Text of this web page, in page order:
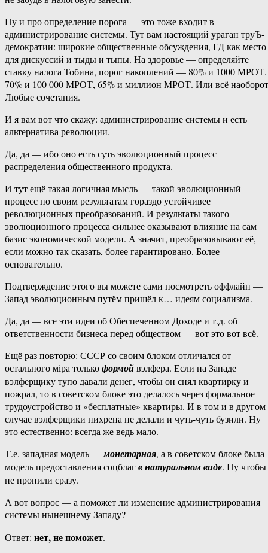
Ну и про определение порога — это тоже входит в
администрирование системы. Тут вам настоящий ураган труЪ-
демократии: широкие общественные обсуждения, ГД как место
для дискуссий и тыды и тыпы. На здоровье — определяйте
ставку налога Тобина, порог накоплений — 80% и 1000 МРОТ.
70% и 100 000 МРОТ, 65% и миллион МРОТ. Или всё
Любые сочетания.
И я вам вот что скажу: администрирование системы и есть
альтернатива революции.
Да, да — ибо оно есть суть эволюционный процесс
распределения общественного продукта.
И тут ещё такая логичная мысль — такой эволюционный
процесс по своим результатам гораздо устойчивее
революционных преобразований. И результаты такого
эволюционного процесса сильнее оказывают влияние на сам
базис экономической модели. А значит, преобразовывают её,
если можно так сказать, более гарантировано. Более
основательно.
Подтверждение этого вы можете сами посмотреть оффлайн —
Запад эволюционным путём пришёл к… идеям социализма.
Да, да — все эти идеи об Обеспеченном Доходе и т.д. об
ответственности бизнеса перед обществом — вот это вот всё.
Ещё раз повторю: СССР со своим блоком отличался от
остального мiра толькоформойвэлфера. Если на Западе
вэлферщику тупо давали денег, чтобы он снял квартирку и
пожрал, то в советском блоке это делалось через формальное
трудоустройство и «бесплатные» квартиры. И в том и в другом
случае вэлферщики нихрена не делали и чуть-чуть бузили. Ну
это естественно: всегда же ведь мало.
Т.е. западная модель —монетарная, а в советском блоке была
модель предоставления соцблагв натуральном виде. Ну чтобы
не пропили сразу.
А вот вопрос — а поможет ли изменение администрирования
системы нынешнему Западу?
Ответ: нет, не поможет.